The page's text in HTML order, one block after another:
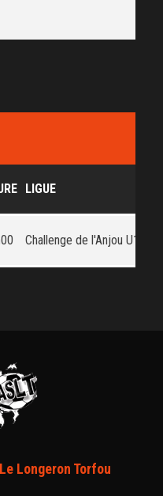
LIGUE
Challenge de l'Anjou U17
Longeron Torfou